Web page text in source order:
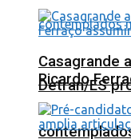
Detran/ES
Casagrande
Ricardo